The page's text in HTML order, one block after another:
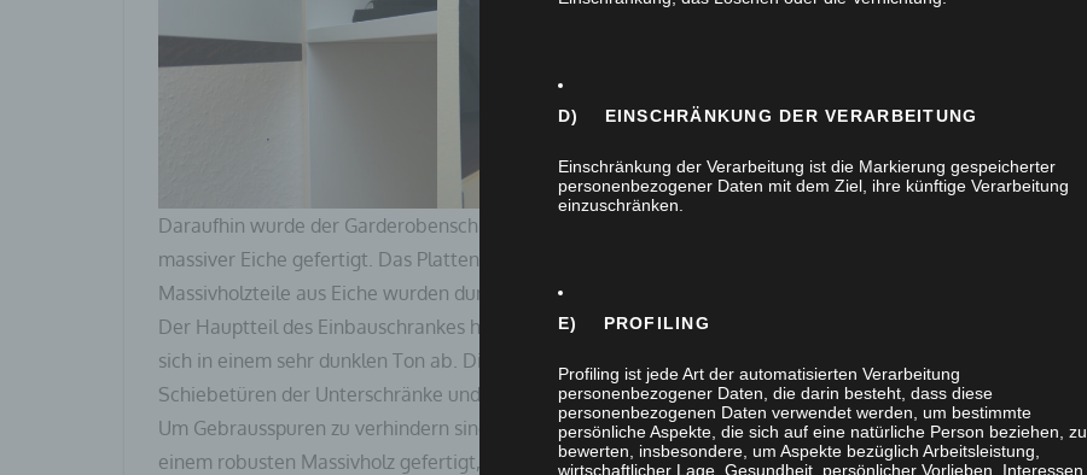
Daraufhin wurde der Garderobenschrank in unserer Werkstatt aus Plattenmaterial und
massiver Eiche gefertigt. Das Plattenmaterial wurde deckend weiß lackiert und die
Massivholzteile aus Eiche wurden dunkel gebeizt. Hierdurch entstand ein sehr schöner Kontrast.
Der Hauptteil des Einbauschrankes hat jetzt eine weiße Lackoberfläche und die Details setzen
sich in einem sehr dunklen Ton ab. Die Griffkanten der Oberschränke, die Griffleisten der
Schiebetüren der Unterschränke und die Sitz- bzw. Ablagefläche wirken so wie Applikationen.
Um Gebrausspuren zu verhindern sind diese und im Besonderen die Sitz- bzw. Ablagefläche aus
einem robusten Massivholz gefertigt, aus Eiche.
D) EINSCHRÄNKUNG DER VERARBEITUNG
Einschränkung der Verarbeitung ist die Markierung gespeicherter
personenbezogener Daten mit dem Ziel, ihre künftige Verarbeitung
einzuschränken.
E) PROFILING
Profiling ist jede Art der automatisierten Verarbeitung
personenbezogener Daten, die darin besteht, dass diese
personenbezogenen Daten verwendet werden, um bestimmte
persönliche Aspekte, die sich auf eine natürliche Person beziehen, zu
bewerten, insbesondere, um Aspekte bezüglich Arbeitsleistung,
wirtschaftlicher Lage, Gesundheit, persönlicher Vorlieben, Interessen,